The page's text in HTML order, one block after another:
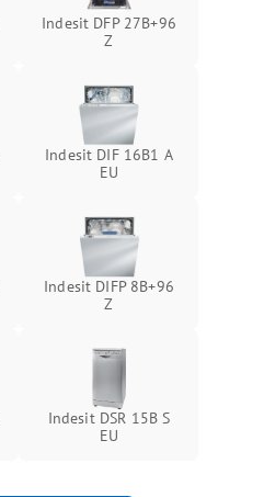
Indesit DFP 27B+96
Z
Indesit DIF 16B1 A
EU
Indesit DIFP 8B+96
Z
Indesit DSR 15B S
EU